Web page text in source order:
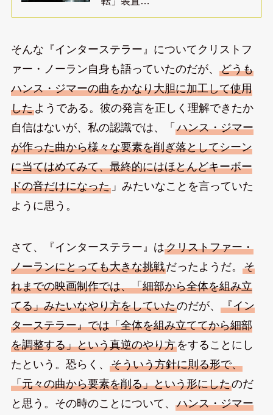
そんな『インターステラー』についてクリストフ
ァー・ノーラン自身も語っていたのだが、 どうも
ハンス・ジマーの曲をかなり大胆に加工して使用
したようである。彼の発言を正しく理解できたか
自信はないが、私の認識では、「 ハンス・ジマー
が作った曲から様々な要素を削ぎ落としてシーン
に当てはめてみて、最終的にはほとんどキーボー
ドの音だけになった」みたいなことを言っていた
ように思う。
さて、『インターステラー』はクリストファー・
ノーランにとっても大きな挑戦だったようだ。 そ
れまでの映画制作では、「細部から全体を組み立
てる」みたいなやり方をしていたのだが、 『イン
ターステラー』では「全体を組み立ててから細部
を調整する」という真逆のやり方をすることにし
たという。恐らく、 そういう方針に則る形で、
「元々の曲から要素を削る」という形にしたのだ
と思う。その時のことについて、 ハンス・ジマー